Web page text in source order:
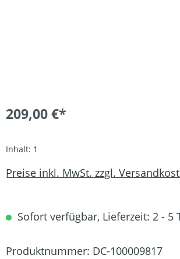
209,00 €*
Inhalt: 1
Preise inkl. MwSt. zzgl.
Sofort verfügbar, Lieferzeit: 2 - 5
Produktnummer: DC-100009817